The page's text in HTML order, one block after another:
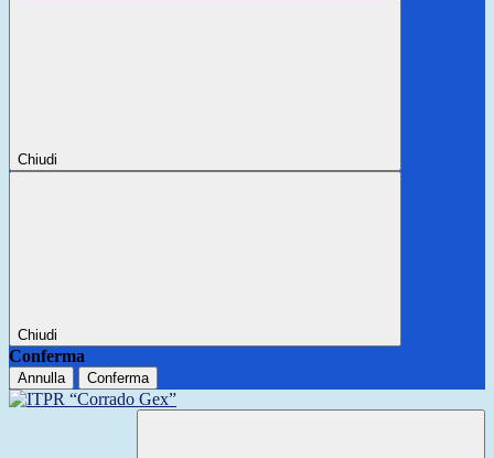
Chiudi
Chiudi
Conferma
Annulla Conferma